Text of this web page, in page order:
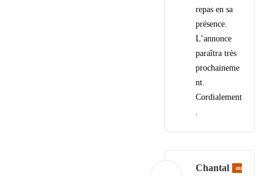
repas en sa
présence.
L’annonce
paraîtra très
prochaineme
nt.
Cordialement
.
Chantal auteur